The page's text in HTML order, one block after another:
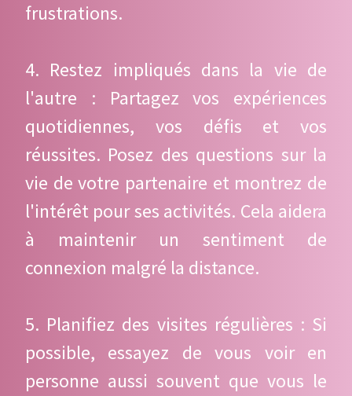
frustrations.
4. Restez impliqués dans la vie de
l'autre : Partagez vos expériences
quotidiennes, vos défis et vos
réussites. Posez des questions sur la
vie de votre partenaire et montrez de
l'intérêt pour ses activités. Cela aidera
à maintenir un sentiment de
connexion malgré la distance.
5. Planifiez des visites régulières : Si
possible, essayez de vous voir en
personne aussi souvent que vous le